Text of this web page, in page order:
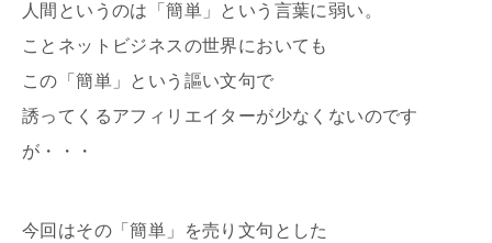
人間というのは「簡単」という言葉に弱い。
ことネットビジネスの世界においても
この「簡単」という謳い文句で
誘ってくるアフィリエイターが少なくないのです
が・・・
今回はその「簡単」を売り文句とした